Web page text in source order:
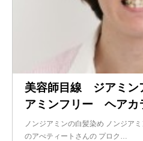
美容師目線 ジアミン
アミンフリー ヘアカ
ノンジアミンの白髪染め ノンジア
のアぺティートさんの プロク…